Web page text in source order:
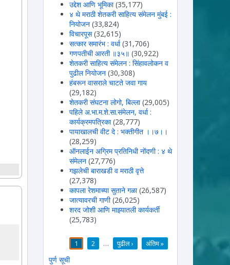
उद्देश आणि भूमिका (35,177)
४ थे मराठी शेतकरी साहित्य संमेलन मुंबई :
नियोजन (33,824)
विचारपूस (32,615)
सत्कार समारंभ : वर्धा (31,706)
गणपतीची आरती ॥३५॥ (30,922)
शेतकरी साहित्य संमेलन : सिंहावलोकन व
पुढील नियोजन (30,308)
हंबरून वासराले चाटते जवा गाय
(29,182)
शेतकरी संघटना लोगो, बिल्ला (29,005)
पहिले अ.भा.म.शे.सा.संमेलन, वर्धा :
कार्यक्रमपत्रिका (28,777)
पायाखालची वीट दे : भक्तीगीत ।।७।।
(28,259)
ऑनलाईन अग्रिम प्रतिनिधी नोंदणी : ४ थे
संमेलन (27,776)
गझलेची बाराखडी व मराठी वृत्ते
(27,378)
कापला रेशमाच्या सुताने गळा (26,587)
जात्यावरची गाणी (26,025)
शरद जोशी आणि माझ्यातली कार्यकर्ती
(25,783)
1 2 … पुढील › अंतिम »
पुर्ण सूची